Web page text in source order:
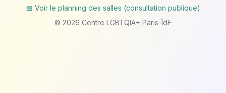
📅 Voir le planning des salles (consultation publique)
© 2026 Centre LGBTQIA+ Paris-ÎdF